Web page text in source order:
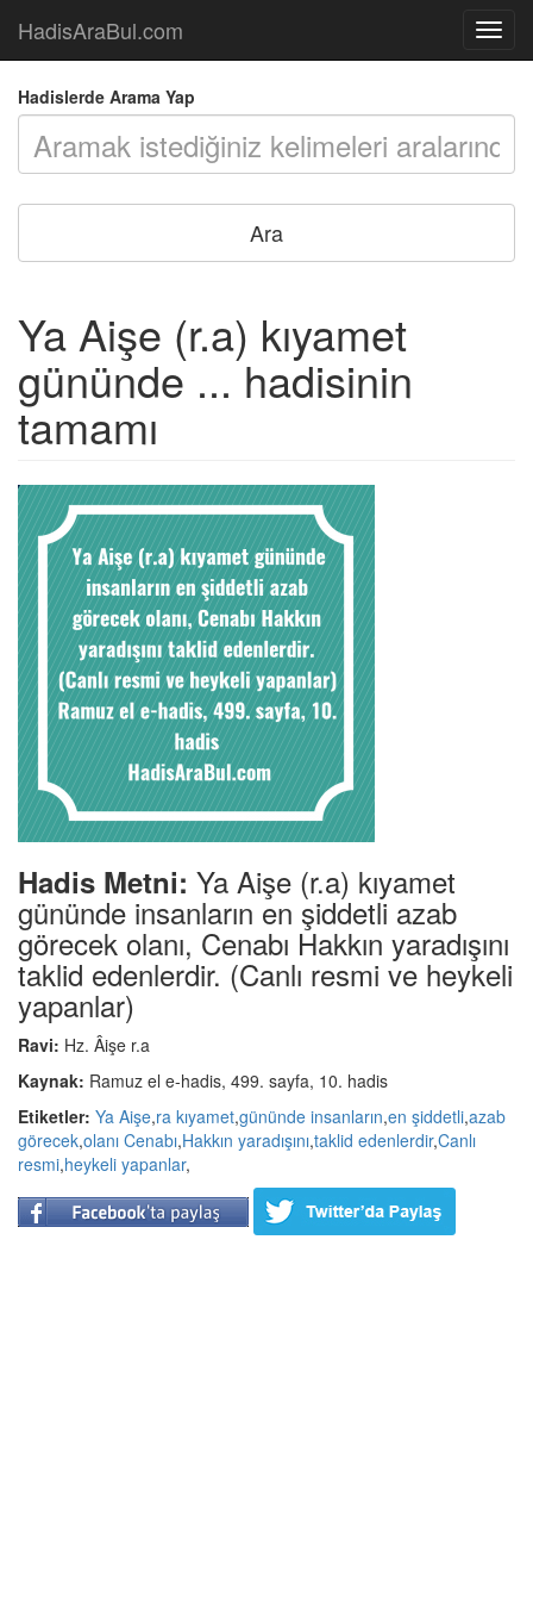
Açılır
Menü
HadisAraBul.com
Hadislerde Arama Yap
Ya Aişe (r.a) kıyamet
gününde ... hadisinin
tamamı
Hadis Metni: Ya Aişe (r.a) kıyamet
gününde insanların en şiddetli azab
görecek olanı, Cenabı Hakkın yaradışını
taklid edenlerdir. (Canlı resmi ve heykeli
yapanlar)
Ravi: Hz. Âişe r.a
Kaynak: Ramuz el e-hadis, 499. sayfa, 10. hadis
Etiketler: Ya Aişe,ra kıyamet,gününde insanların,en şiddetli,azab
görecek,olanı Cenabı,Hakkın yaradışını,taklid edenlerdir,Canlı
resmi,heykeli yapanlar,